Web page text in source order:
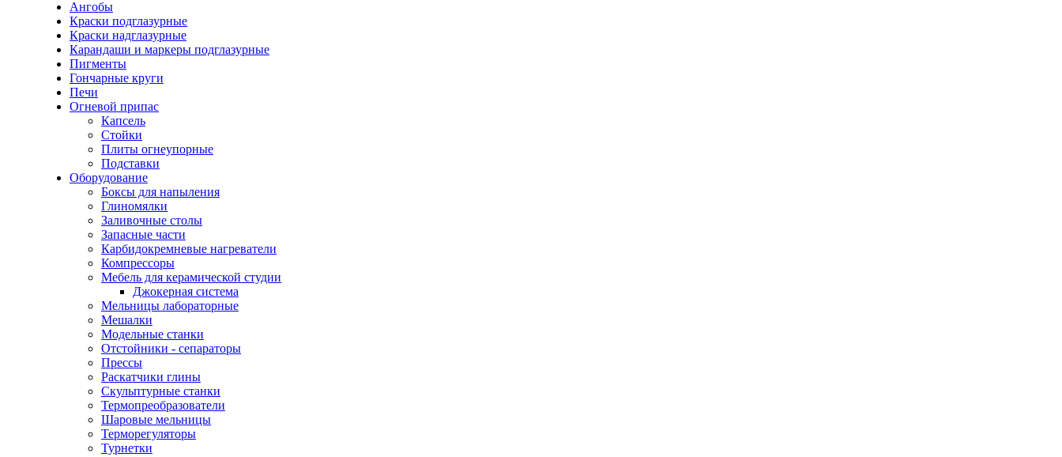
Ангобы
Краски подглазурные
Краски надглазурные
Карандаши и маркеры подглазурные
Пигменты
Гончарные круги
Печи
Огневой припас
Капсель
Стойки
Плиты огнеупорные
Подставки
Оборудование
Боксы для напыления
Глиномялки
Заливочные столы
Запасные части
Карбидокремневые нагреватели
Компрессоры
Мебель для керамической студии
Джокерная система
Мельницы лабораторные
Мешалки
Модельные станки
Отстойники - сепараторы
Прессы
Раскатчики глины
Скульптурные станки
Термопреобразователи
Шаровые мельницы
Терморегуляторы
Турнетки